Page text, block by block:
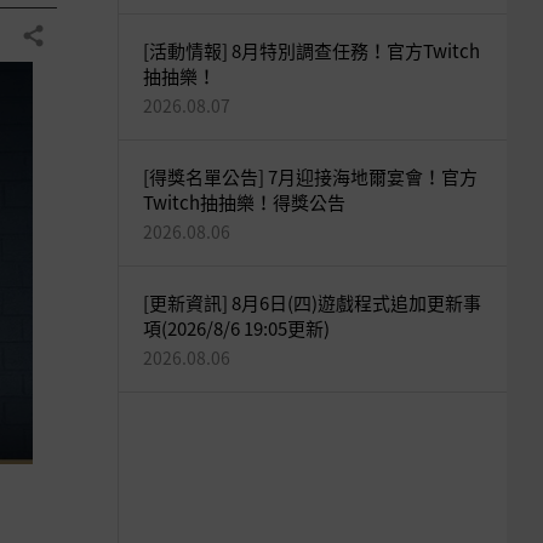
分享
[活動情報] 8月特別調查任務！官方Twitch
抽抽樂！
2026.08.07
[得獎名單公告] 7月迎接海地爾宴會！官方
Twitch抽抽樂！得獎公告
2026.08.06
[更新資訊] 8月6日(四)遊戲程式追加更新事
項(2026/8/6 19:05更新)
2026.08.06